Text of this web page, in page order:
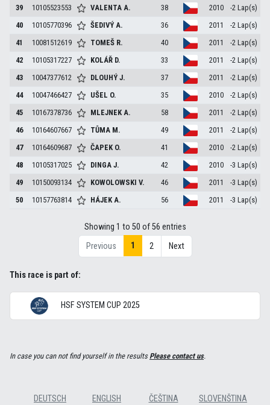
39
10105523553 VALENTAA. 38 2010
-2 Lap(s)
40
10105770396 ŠEDIVÝA. 36 2011
-2 Lap(s)
41
10081512619 TOMEŠ R. 40 2011
-2 Lap(s)
42
10105317227 KOLÁŘ D. 33 2011
-2 Lap(s)
43
10047377612 DLOUHÝJ. 37 2011
-2 Lap(s)
44
10047466427 UŠEL O. 35 2010
-2 Lap(s)
45
10167378736 MLEJNEKA. 58 2011
-2 Lap(s)
46
10164607667 TŮMA M. 49 2011
-2 Lap(s)
47
10164609687 ČAPEK O. 41 2010
-2 Lap(s)
48
10105317025 DINGAJ. 42 2010
-3 Lap(s)
49
10150093134 KOWOLOWSKIV. 46 2011
-3 Lap(s)
50
10157763814 HÁJEKA. 56 2011 -3 Lap(s)
Showing 1 to 50 of 56 entries
Previous
1 2 Next
This race is part of:
HSF SYSTEM CUP 2025
In case you can not find yourself in the resultsPlease contact us.
DEUTSCH ENGLISH ČEŠTINA SLOVENŠTINA